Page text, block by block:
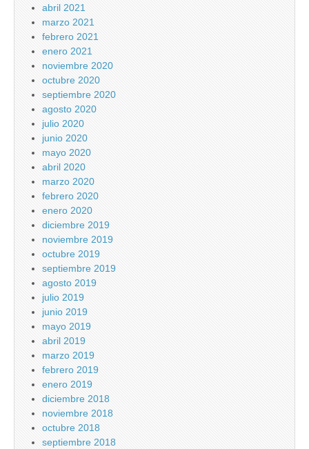
abril 2021
marzo 2021
febrero 2021
enero 2021
noviembre 2020
octubre 2020
septiembre 2020
agosto 2020
julio 2020
junio 2020
mayo 2020
abril 2020
marzo 2020
febrero 2020
enero 2020
diciembre 2019
noviembre 2019
octubre 2019
septiembre 2019
agosto 2019
julio 2019
junio 2019
mayo 2019
abril 2019
marzo 2019
febrero 2019
enero 2019
diciembre 2018
noviembre 2018
octubre 2018
septiembre 2018